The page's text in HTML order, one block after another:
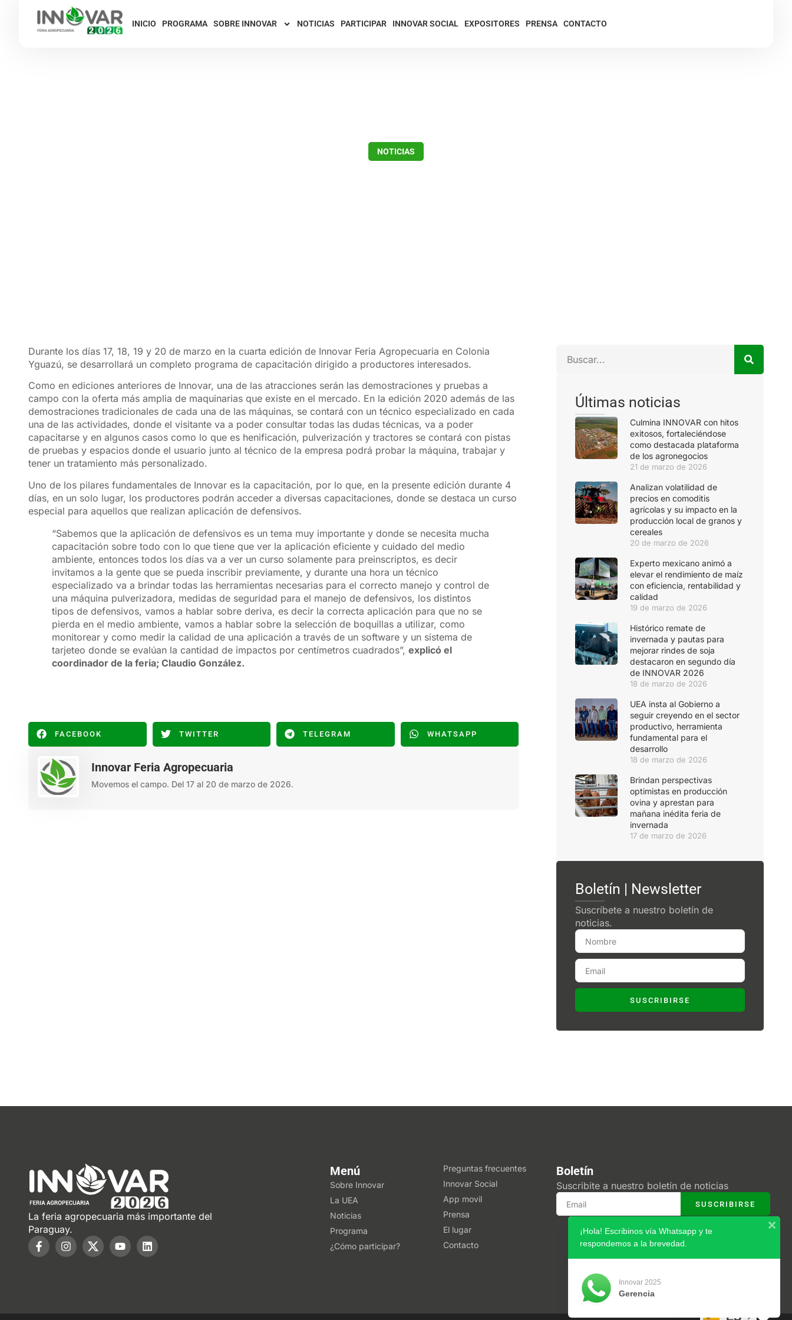
INICIO PROGRAMA SOBRE INNOVAR NOTICIAS PARTICIPAR INNOVAR SOCIAL EXPOSITORES PRENSA CONTACTO
NOTICIAS
Durante los días 17, 18, 19 y 20 de marzo en la cuarta edición de Innovar Feria Agropecuaria en Colonia
Yguazú, se desarrollará un completo programa de capacitación dirigido a productores interesados.
Como en ediciones anteriores de Innovar, una de las atracciones serán las demostraciones y pruebas a
campo con la oferta más amplia de maquinarias que existe en el mercado. En la edición 2020 además de las
demostraciones tradicionales de cada una de las máquinas, se contará con un técnico especializado en cada
una de las actividades, donde el visitante va a poder consultar todas las dudas técnicas, va a poder
capacitarse y en algunos casos como lo que es henificación, pulverización y tractores se contará con pistas
de pruebas y espacios donde el usuario junto al técnico de la empresa podrá probar la máquina, trabajar y
tener un tratamiento más personalizado.
Uno de los pilares fundamentales de Innovar es la capacitación, por lo que, en la presente edición durante 4
días, en un solo lugar, los productores podrán acceder a diversas capacitaciones, donde se destaca un curso
especial para aquellos que realizan aplicación de defensivos.
“Sabemos que la aplicación de defensivos es un tema muy importante y donde se necesita mucha
capacitación sobre todo con lo que tiene que ver la aplicación eficiente y cuidado del medio
ambiente, entonces todos los días va a ver un curso solamente para preinscriptos, es decir
invitamos a la gente que se pueda inscribir previamente, y durante una hora un técnico
especializado va a brindar todas las herramientas necesarias para el correcto manejo y control de
una máquina pulverizadora, medidas de seguridad para el manejo de defensivos, los distintos
tipos de defensivos, vamos a hablar sobre deriva, es decir la correcta aplicación para que no se
pierda en el medio ambiente, vamos a hablar sobre la selección de boquillas a utilizar, como
monitorear y como medir la calidad de una aplicación a través de un software y un sistema de
tarjeteo donde se evalúan la cantidad de impactos por centímetros cuadrados”, explicó el
coordinador de la feria; Claudio González.
FACEBOOK TWITTER TELEGRAM WHATSAPP
Innovar Feria Agropecuaria
Movemos el campo. Del 17 al 20 de marzo de 2026.
Últimas noticias
Culmina INNOVAR con hitos
exitosos, fortaleciéndose
como destacada plataforma
de los agronegocios
21 de marzo de 2026
Analizan volatilidad de
precios en comoditis
agrícolas y su impacto en la
producción local de granos y
cereales
20 de marzo de 2026
Experto mexicano animó a
elevar el rendimiento de maíz
con eficiencia, rentabilidad y
calidad
19 de marzo de 2026
Histórico remate de
invernada y pautas para
mejorar rindes de soja
destacaron en segundo día
de INNOVAR 2026
18 de marzo de 2026
UEA insta al Gobierno a
seguir creyendo en el sector
productivo, herramienta
fundamental para el
desarrollo
18 de marzo de 2026
Brindan perspectivas
optimistas en producción
ovina y aprestan para
mañana inédita feria de
invernada
17 de marzo de 2026
Boletín | Newsletter
Suscríbete a nuestro boletín de
noticias.
SUSCRIBIRSE
La feria agropecuaria más importante del
Paraguay.
Menú
Sobre Innovar
La UEA
Noticias
Programa
¿Cómo participar?
Preguntas frecuentes
Innovar Social
App movil
Prensa
El lugar
Contacto
Boletín
Suscribite a nuestro boletín de noticias
SUSCRIBIRSE
ES
¡Hola! Escribinos vía Whatsapp y te
respondemos a la brevedad.
Innovar 2025
Gerencia